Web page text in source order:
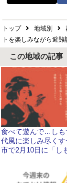
トップ 地域別
トを楽しみながら避
この地域の記事
食べて遊んで…しも
代風に楽しみ尽く
市で2月10日に「し